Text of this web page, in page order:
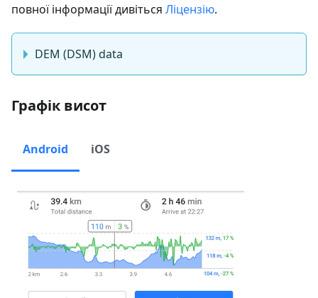
повної інформації дивіться Ліцензію.
DEM (DSM) data
Графік висот
Android iOS